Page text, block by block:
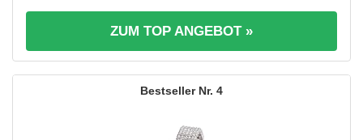
ZUM TOP ANGEBOT »
4